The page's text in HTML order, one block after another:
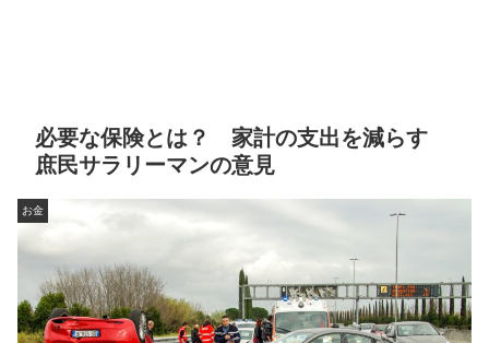
必要な保険とは？ 家計の支出を減らす
庶民サラリーマンの意見
お金